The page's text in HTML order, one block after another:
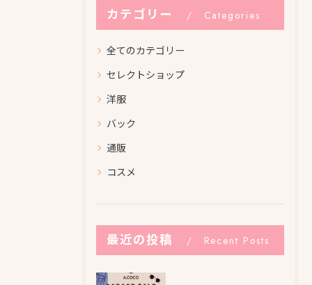
カテゴリー Categories
全てのカテゴリー
セレクトショップ
洋服
バック
通販
コスメ
最近の投稿 Recent Posts